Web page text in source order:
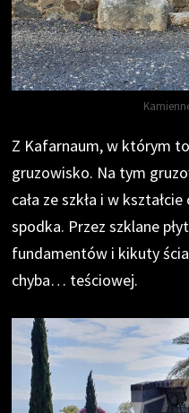
Z Kafarnaum, w którym
gruzowisko. Na tym
cała ze szkła i w
spodka. Przez szklane
fundamentów i kikuty
chyba… teściowej.